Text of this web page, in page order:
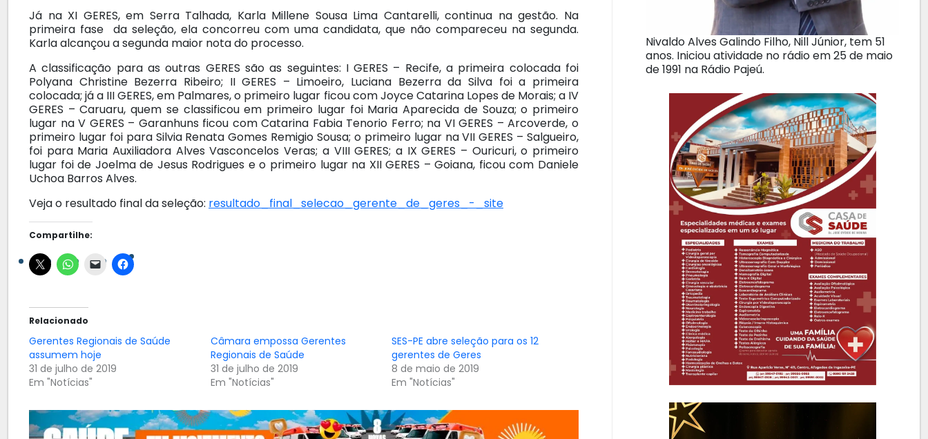
Já na XI GERES, em Serra Talhada, Karla Millene Sousa Lima Cantarelli, continua na gestão. Na
primeira fase da seleção, ela concorreu com uma candidata, que não compareceu na segunda.
Karla alcançou a segunda maior nota do processo.
A classificação para as outras GERES são as seguintes: I GERES – Recife, a primeira colocada foi
Polyana Christine Bezerra Ribeiro; II GERES – Limoeiro, Luciana Bezerra da Silva foi a primeira
colocada; já a III GERES, em Palmares, o primeiro lugar ficou com Joyce Catarina Lopes de Morais; a IV
GERES – Caruaru, quem se classificou em primeiro lugar foi Maria Aparecida de Souza; o primeiro
lugar na V GERES – Garanhuns ficou com Catarina Fabia Tenorio Ferro; na VI GERES – Arcoverde, o
primeiro lugar foi para Silvia Renata Gomes Remigio Sousa; o primeiro lugar na VII GERES – Salgueiro,
foi para Maria Auxiliadora Alves Vasconcelos Veras; a VIII GERES; a IX GERES – Ouricuri, o primeiro
lugar foi de Joelma de Jesus Rodrigues e o primeiro lugar na XII GERES – Goiana, ficou com Daniele
Uchoa Barros Alves.
Veja o resultado final da seleção: resultado_final_selecao_gerente_de_geres_-_site
Compartilhe:
Relacionado
Gerentes Regionais de Saúde
assumem hoje
31 de julho de 2019
Em "Notícias"
Câmara empossa Gerentes
Regionais de Saúde
31 de julho de 2019
Em "Notícias"
SES-PE abre seleção para os 12
gerentes de Geres
8 de maio de 2019
Em "Notícias"
Nivaldo Alves Galindo Filho, Nill Júnior, tem 51
anos. Iniciou atividade no rádio em 25 de maio
de 1991 na Rádio Pajeú.